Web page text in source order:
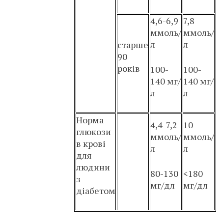
старше
90
років
4,6-6,9
ммоль/
л
100-
140 мг/
л
7,8
ммоль/
л
100-
140 мг/
л
Норма
глюкози
в крові
для
людини
з
діабетом
4,4-7,2
ммоль/
л
80-130
мг/дл
10
ммоль/
л
<180
мг/дл